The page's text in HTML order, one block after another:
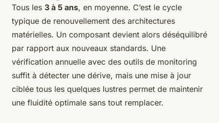
Tous les 3 à 5 ans, en moyenne. C’est le cycle
typique de renouvellement des architectures
matérielles. Un composant devient alors déséquilibré
par rapport aux nouveaux standards. Une
vérification annuelle avec des outils de monitoring
suffit à détecter une dérive, mais une mise à jour
ciblée tous les quelques lustres permet de maintenir
une fluidité optimale sans tout remplacer.